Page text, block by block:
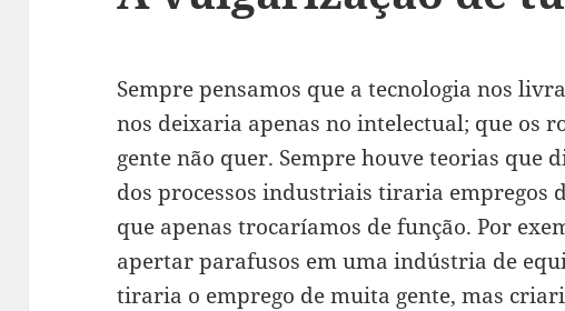
Sempre pensamos que a tecnologia nos
nos deixaria apenas no intelectual; que os
gente não quer. Sempre houve teorias que
dos processos industriais tiraria empregos
que apenas trocaríamos de função. Por
apertar parafusos em uma indústria de
tiraria o emprego de muita gente, mas